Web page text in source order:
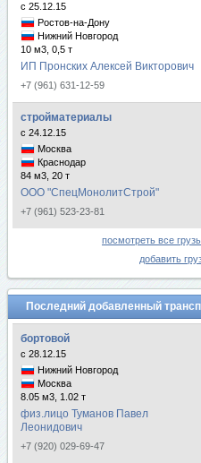
с 25.12.15
Ростов-на-Дону
Нижний Новгород
10 м3, 0,5 т
ИП Пронских Алексей Викторович
+7 (961) 631-12-59
стройматериалы
с 24.12.15
Москва
Краснодар
84 м3, 20 т
ООО "СпецМонолитСтрой"
+7 (961) 523-23-81
посмотреть все
добавить
Последний добавленный
бортовой
с 28.12.15
Нижний Новгород
Москва
8.05 м3, 1.02 т
физ.лицо Туманов Павел
Леонидович
+7 (920) 029-69-47